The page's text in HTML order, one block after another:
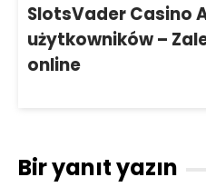
SlotsVader Casino
użytkowników –
online
Bir yanıt yazın